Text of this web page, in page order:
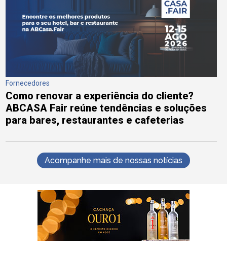
Fornecedores
Como renovar a experiência do cliente?
ABCASA Fair reúne tendências e soluções
para bares, restaurantes e cafeterias
Acompanhe mais de nossas notícias